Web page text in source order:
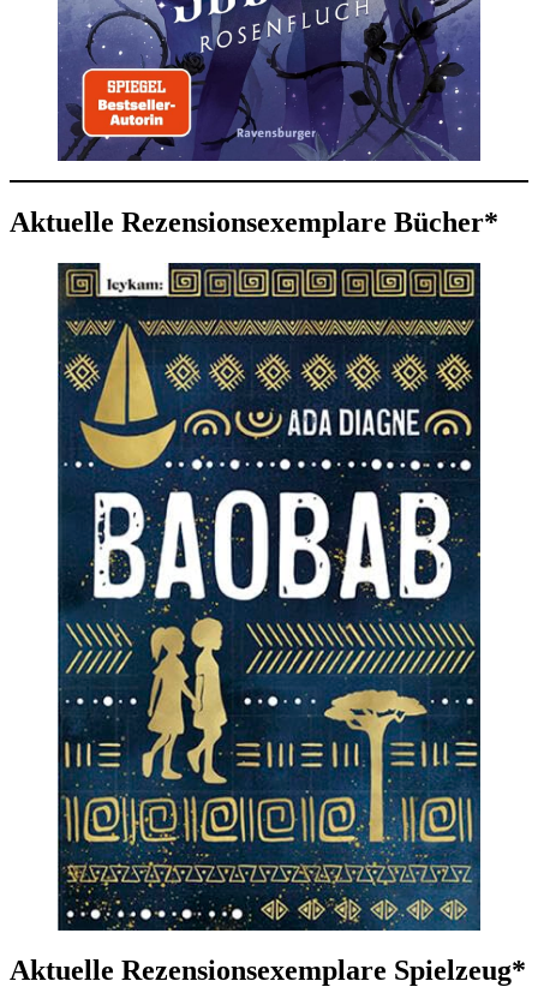
Aktuelle Rezensionsexemplare Bücher*
Aktuelle Rezensionsexemplare Spielzeug*